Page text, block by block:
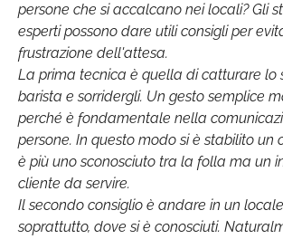
persone che si accalcano nei locali? Gli
esperti possono dare utili consigli per
frustrazione dell'attesa.
La prima tecnica è quella di catturare lo
barista e sorridergli. Un gesto semplice
perché è fondamentale nella
persone. In questo modo si è stabilito un
è più uno sconosciuto tra la folla ma un
cliente da servire.
Il secondo consiglio è andare in un
soprattutto, dove si è conosciuti.